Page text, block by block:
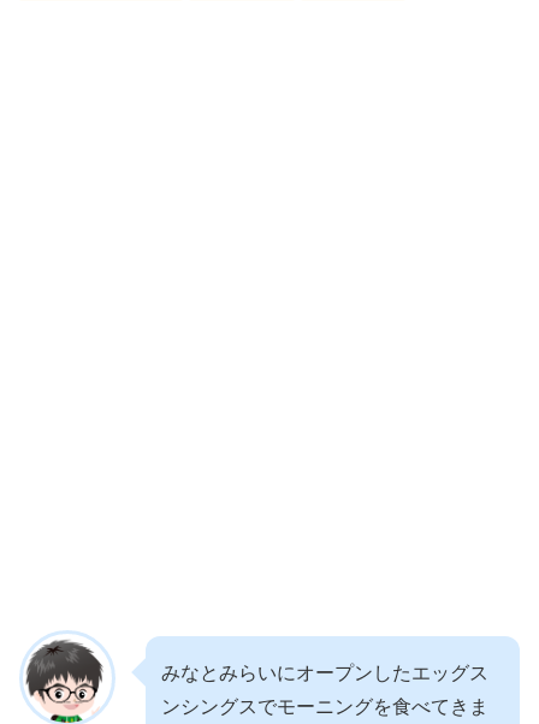
みなとみらいにオープンしたエッグス
ンシングスでモーニングを食べてきま